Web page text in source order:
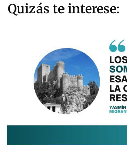
Quizás te interese: